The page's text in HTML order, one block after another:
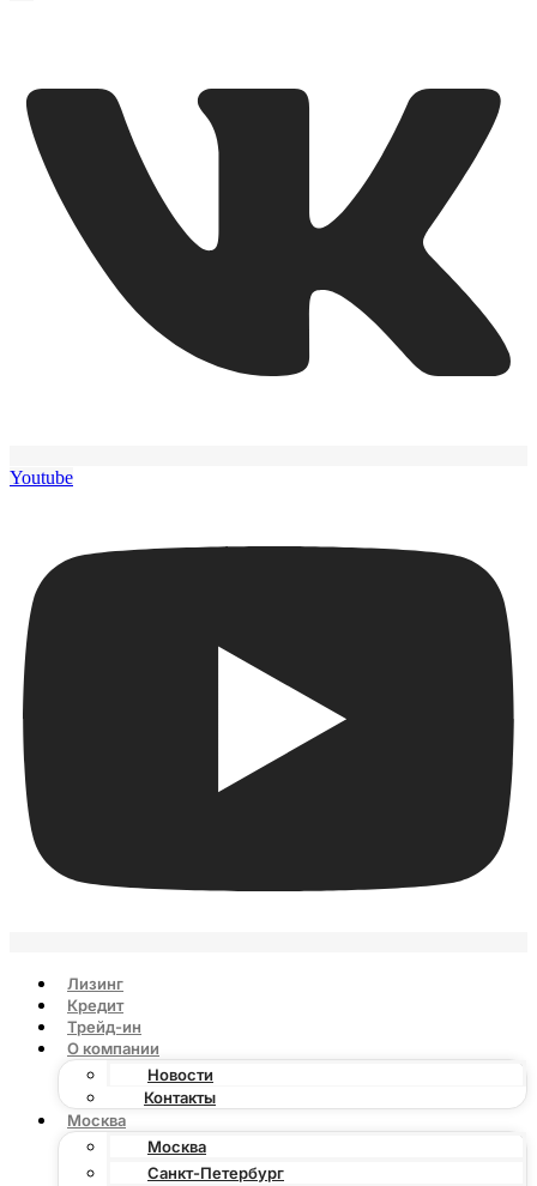
Youtube
Лизинг
Кредит
Трейд-ин
О компании
Новости
Контакты
Москва
Москва
Санкт-Петербург